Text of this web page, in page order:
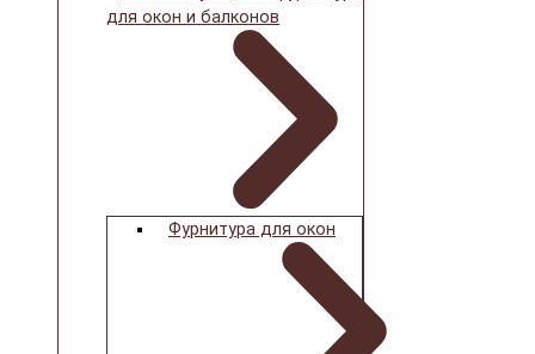
для окон и балконов
Фурнитура для окон